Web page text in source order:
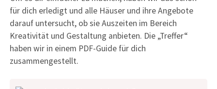
für dich erledigt und alle Häuser und ihre Angebote
darauf untersucht, ob sie Auszeiten im Bereich
Kreativität und Gestaltung anbieten. Die „Treffer“
haben wir in einem PDF-Guide für dich
zusammengestellt.